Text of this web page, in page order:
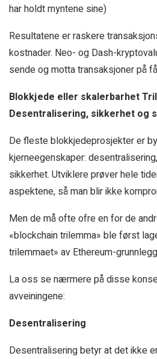
har holdt myntene sine)
Resultatene er raskere
kostnader. Neo- og Dash-
sende og motta transaksjoner på
Blokkjede eller skalerbarhet
Desentralisering, sikkerhet og
De fleste blokkjedeprosjekter er
kjerneegenskaper:
sikkerhet. Utviklere prøver hele
aspektene, så man blir ikke
Men de må ofte ofre en for de
«blockchain trilemma» ble først
trilemmaet» av Ethereum-
La oss se nærmere på disse
avveiningene:
Desentralisering
Desentralisering betyr at det ikke